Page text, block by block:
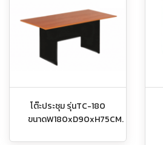
โต๊ะประชุม รุ่นTC-180
ขนาดW180xD90xH75CM.